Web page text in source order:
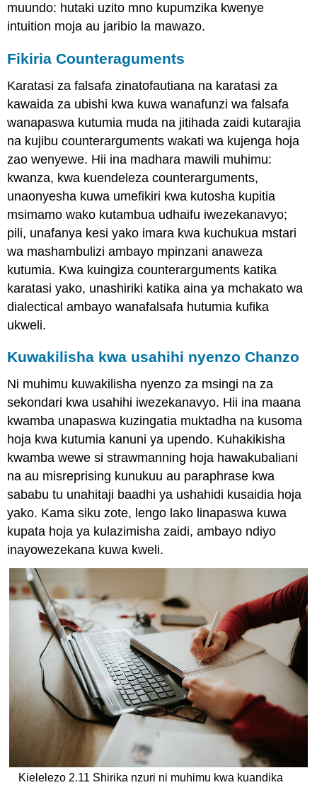
muundo: hutaki uzito mno kupumzika kwenye
intuition moja au jaribio la mawazo.
Fikiria Counteraguments
Karatasi za falsafa zinatofautiana na karatasi za
kawaida za ubishi kwa kuwa wanafunzi wa falsafa
wanapaswa kutumia muda na jitihada zaidi kutarajia
na kujibu counterarguments wakati wa kujenga hoja
zao wenyewe. Hii ina madhara mawili muhimu:
kwanza, kwa kuendeleza counterarguments,
unaonyesha kuwa umefikiri kwa kutosha kupitia
msimamo wako kutambua udhaifu iwezekanavyo;
pili, unafanya kesi yako imara kwa kuchukua mstari
wa mashambulizi ambayo mpinzani anaweza
kutumia. Kwa kuingiza counterarguments katika
karatasi yako, unashiriki katika aina ya mchakato wa
dialectical ambayo wanafalsafa hutumia kufika
ukweli.
Kuwakilisha kwa usahihi nyenzo Chanzo
Ni muhimu kuwakilisha nyenzo za msingi na za
sekondari kwa usahihi iwezekanavyo. Hii ina maana
kwamba unapaswa kuzingatia muktadha na kusoma
hoja kwa kutumia kanuni ya upendo. Kuhakikisha
kwamba wewe si strawmanning hoja hawakubaliani
na au misreprising kunukuu au paraphrase kwa
sababu tu unahitaji baadhi ya ushahidi kusaidia hoja
yako. Kama siku zote, lengo lako linapaswa kuwa
kupata hoja ya kulazimisha zaidi, ambayo ndiyo
inayowezekana kuwa kweli.
Kielelezo 2.11 Shirika nzuri ni muhimu kwa kuandika